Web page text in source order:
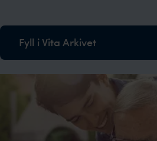
Fyll i Vita Arkivet